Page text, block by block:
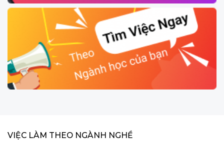
VIỆC LÀM THEO NGÀNH NGHỀ